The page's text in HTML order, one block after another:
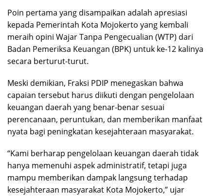
Poin pertama yang disampaikan adalah apresiasi
kepada Pemerintah Kota Mojokerto yang kembali
meraih opini Wajar Tanpa Pengecualian (WTP) dari
Badan Pemeriksa Keuangan (BPK) untuk ke-12 kalinya
secara berturut-turut.
Meski demikian, Fraksi PDIP menegaskan bahwa
capaian tersebut harus diikuti dengan pengelolaan
keuangan daerah yang benar-benar sesuai
perencanaan, peruntukan, dan memberikan manfaat
nyata bagi peningkatan kesejahteraan masyarakat.
“Kami berharap pengelolaan keuangan daerah tidak
hanya memenuhi aspek administratif, tetapi juga
mampu memberikan dampak langsung terhadap
kesejahteraan masyarakat Kota Mojokerto,” ujar